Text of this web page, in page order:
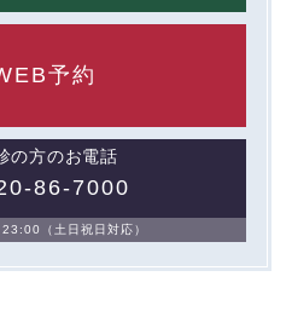
予約
の方のお電話
86-7000
（土日祝日対応）